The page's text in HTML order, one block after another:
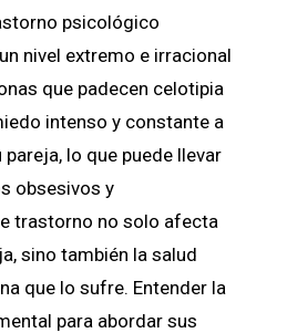
psicológico
nivel extremo e irracional
que padecen celotipia
intenso y constante a
lo que puede llevar
obsesivos y
trastorno no solo afecta
sino también la salud
que lo sufre. Entender la
para abordar sus